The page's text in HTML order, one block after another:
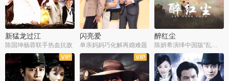
新猛龙过江
陈国坤杨蓉联手热血抗敌
闪亮爱
单亲妈妈巧化解再婚难题
醉红尘
陈妍希演绎中国版“乱世佳人”
全30集
全30集 全30集